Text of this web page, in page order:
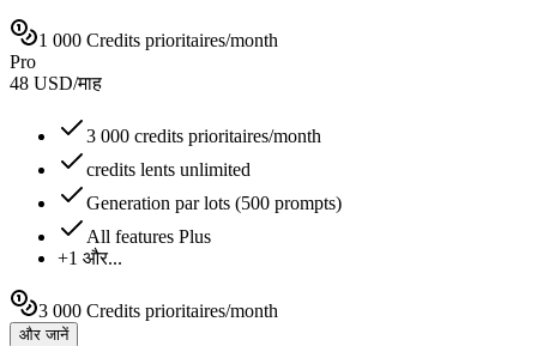
1 000 Credits prioritaires/month
Pro
48 USD/माह
3 000 credits prioritaires/month
credits lents unlimited
Generation par lots (500 prompts)
All features Plus
+1 और...
3 000 Credits prioritaires/month
और जानें